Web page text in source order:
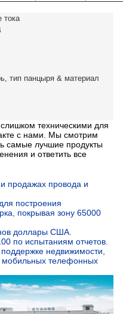
тока
тип панцыря & материал
техническими для
с нами. Мы смотрим
самые лучшие продукты
и ответить все
продажах провода и
построения
покрывая зону 65000
доллары США.
по испытаниям отчетов.
недвижимости,
телефонных